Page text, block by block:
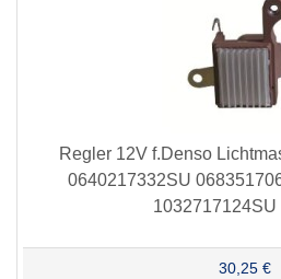
Regler 12V f.Denso
0640217332SU
1032717124SU
30,25 €